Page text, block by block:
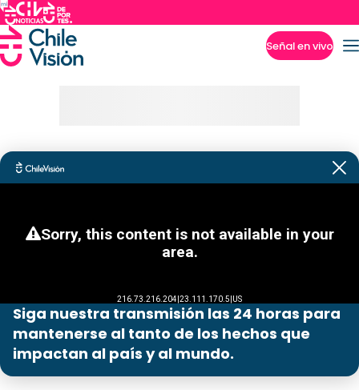
Señal en vivo
Siga nuestra transmisión las 24 horas para
mantenerse al tanto de los hechos que
impactan al país y al mundo.
Programas